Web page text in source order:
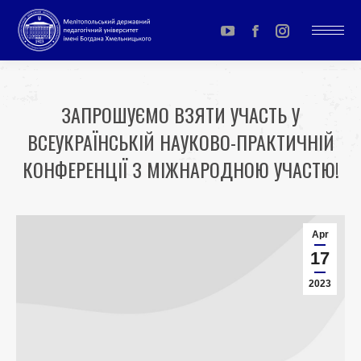
YouTube
page
in
new
window
Facebook
page
in
new
window
Instagram
page
in
new
window
ЗАПРОШУЄМО ВЗЯТИ УЧАСТЬ У
ВСЕУКРАЇНСЬКІЙ НАУКОВО-ПРАКТИЧНІЙ
КОНФЕРЕНЦІЇ З МІЖНАРОДНОЮ УЧАСТЮ!
Apr
17
2023